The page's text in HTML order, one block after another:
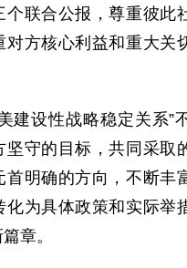
个联合公报，尊重彼此
对方核心利益和重大关
建设性战略稳定关系”
坚守的目标，共同采取
首明确的方向，不断丰
化为具体政策和实际举
章。